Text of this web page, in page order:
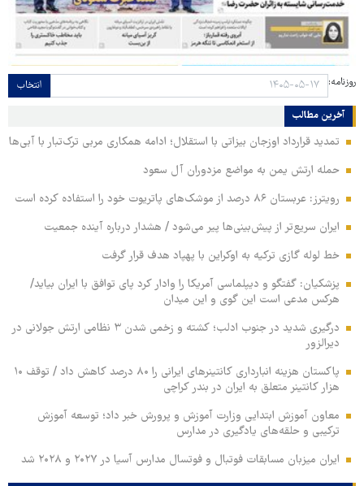
روزنامه: انتخاب
آخرین مطالب
تمدید قرارداد اوزجان بیزاتی با استقلال؛ ادامه همکاری مربی ترک‌تبار با آبی‌ها
حمله ارتش یمن به مواضع مزدوران آل سعود
رویترز: عربستان ۸۶ درصد از موشک‌های پاتریوت خود را استفاده کرده است
ایران سریع‌تر از پیش‌بینی‌ها پیر می‌شود / هشدار درباره آینده جمعیت
خط لوله گازی ترکیه به اوکراین با پهپاد هدف قرار گرفت
پزشکیان: گفتگو و دیپلماسی آمریکا را وادار کرد پای توافق با ایران بیاید/
هرکس مدعی است این گوی و این میدان
درگیری شدید در جنوب ادلب؛ کشته و زخمی شدن ۳ نظامی ارتش جولانی در
دیرالزور
پاکستان هزینه انبارداری کانتینرهای ایرانی را ۸۰ درصد کاهش داد / توقف ۱۰
هزار کانتینر متعلق به ایران در بندر کراچی
معاون آموزش ابتدایی وزارت آموزش و پرورش خبر داد؛ توسعه آموزش
ترکیبی و حلقه‌های یادگیری در مدارس
ایران میزبان مسابقات فوتبال و فوتسال مدارس آسیا در ۲۰۲۷ و ۲۰۲۸ شد